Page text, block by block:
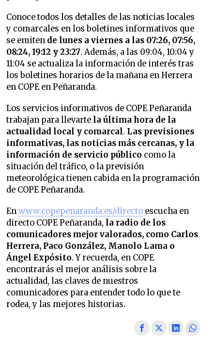
Conoce todos los detalles de las noticias locales
y comarcales en los boletines informativos que
se emiten de lunes a viernes a las 07:26, 07:56,
08:24, 19:12 y 23:27. Además, a las 09:04, 10:04 y
11:04 se actualiza la información de interés tras
los boletines horarios de la mañana en Herrera
en COPE en Peñaranda.
Los servicios informativos de COPE Peñaranda
trabajan para llevarte la última hora de la
actualidad local y comarcal. Las previsiones
informativas, las noticias más cercanas, y la
información de servicio público como la
situación del tráfico, o la previsión
meteorológica tienen cabida en la programación
de COPE Peñaranda.
Enwww.copepenaranda.es/directo escucha en
directo COPE Peñaranda, la radio de los
comunicadores mejor valorados, como Carlos
Herrera, Paco González, Manolo Lama o
Ángel Expósito. Y recuerda, en COPE
encontrarás el mejor análisis sobre la
actualidad, las claves de nuestros
comunicadores para entender todo lo que te
rodea, y las mejores historias.